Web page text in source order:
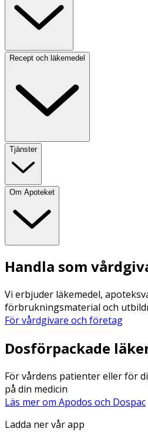
Recept och läkemedel
Tjänster
Om Apoteket
Handla som
Vi erbjuder läkemedel,
förbrukningsmaterial och
För vårdgivare och företag
Dosförpackade
För vårdens patienter eller för
på din medicin
Läs mer om Apodos och Dospac
Ladda ner vår app